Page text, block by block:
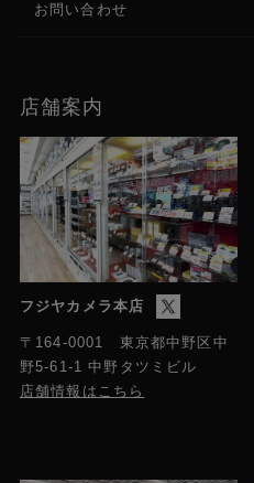
お問い合わせ
店舗案内
フジヤカメラ本店
〒164-0001 東京都中野区中
野5-61-1 中野タツミビル
店舗情報はこちら